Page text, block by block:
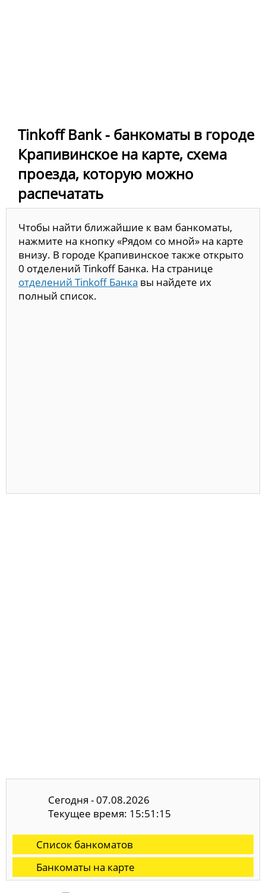
Tinkoff Bank - банкоматы в городе
Крапивинское на карте, схема
проезда, которую можно
распечатать
Чтобы найти ближайшие к вам банкоматы,
нажмите на кнопку «Рядом со мной» на карте
внизу. В городе Крапивинское также открыто
0 отделений Tinkoff Банка. На странице
отделений Tinkoff Банка вы найдете их
полный список.
Сегодня - 07.08.2026
Текущее время: 15:51:16
Список банкоматов
Банкоматы на карте